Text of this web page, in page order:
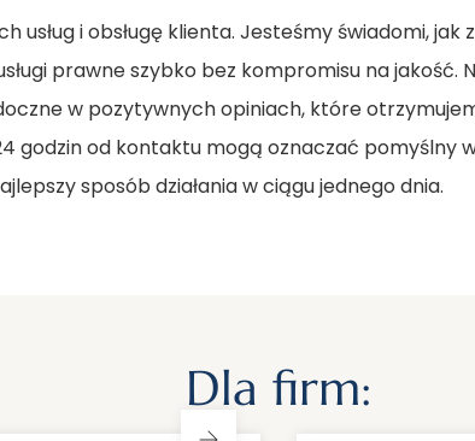
i obsługę klienta. Jesteśmy świadomi, jak
prawne szybko bez kompromisu na jakość.
w pozytywnych opiniach, które
godzin od kontaktu mogą oznaczać pomyślny
sposób działania w ciągu jednego dnia.
Dla firm: